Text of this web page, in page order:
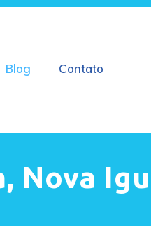
Blog Contato
Nova